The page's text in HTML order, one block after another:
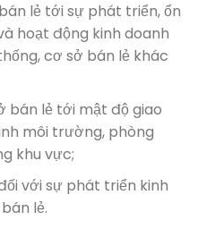
lẻ tới sự phát triển, ổn
hoạt động kinh doanh
cơ sở bán lẻ khác
bán lẻ tới mật độ giao
môi trường, phòng
khu vực;
với sự phát triển kinh
lẻ.